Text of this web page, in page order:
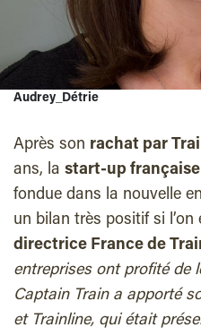
Audrey_Détrie
Après son rachat par
ans, la start-up
fondue dans la nouvelle
un bilan très positif si l’on
directrice France de
entreprises ont profité de
Captain Train a apporté
et Trainline, qui était